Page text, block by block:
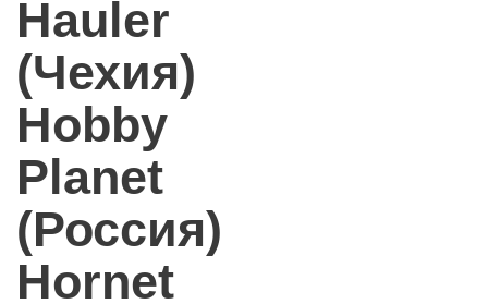
Hauler
(Чехия)
Hobby
Planet
(Россия)
Hornet